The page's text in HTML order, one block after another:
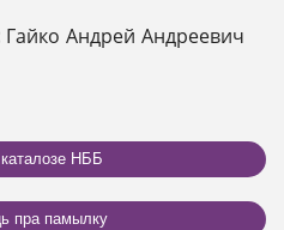
Гайко Андрей Андреевич
каталозе НББ
пра памылку